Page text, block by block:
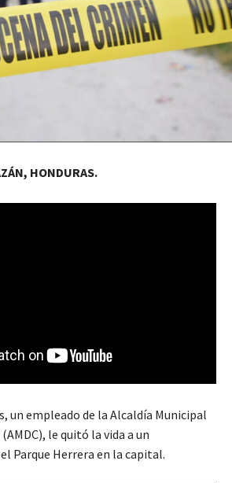
HONDURAS.
un empleado de la Alcaldía Municipal
le quitó la vida a un
Parque Herrera en la capital.